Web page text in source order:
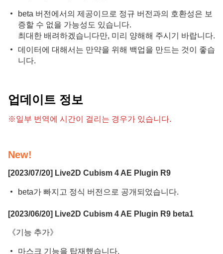
beta 버전에서의 제공이므로 정규 버전과의 호환성은 보
증할 수 없을 가능성도 있습니다.
최대한 배려하겠습니다만, 미리 양해해 주시기 바랍니다.
데이터에 대해서는 만약을 위해 백업을 만드는 것이 좋습
니다.
업데이트 정보
※일부 번역에 시간이 걸리는 경우가 있습니다.
New!
[2023/07/20] Live2D Cubism 4 AE Plugin R9
beta가 빠지고 정식 버전으로 공개되었습니다.
[2023/06/20] Live2D Cubism 4 AE Plugin R9 beta1
《기능 추가》
마스크 기능을 탑재했습니다.